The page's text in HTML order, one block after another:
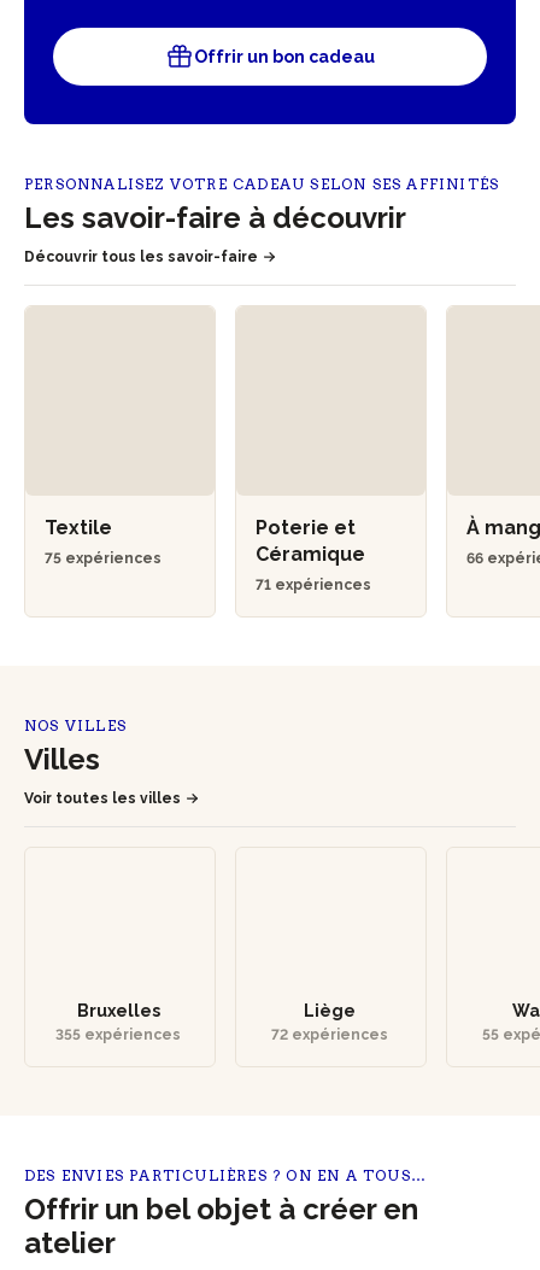
Offrir un bon cadeau
PERSONNALISEZ VOTRE CADEAU SELON SES AFFINITÉS
Les savoir-faire à découvrir
Découvrir tous les savoir-faire
Textile
75 expériences
Poterie et
Céramique
71 expériences
À
66
NOS VILLES
Villes
Voir toutes les villes
Bruxelles
355 expériences
Liège
72 expériences 55
DES ENVIES PARTICULIÈRES ? ON EN A TOUS…
Offrir un bel objet à créer en
atelier